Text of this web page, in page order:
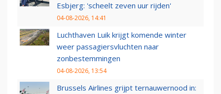
Esbjerg: 'scheelt zeven uur rijden'
04-08-2026, 14:41
Luchthaven Luik krijgt komende winter
weer passagiersvluchten naar
zonbestemmingen
04-08-2026, 13:54
Brussels Airlines grijpt ternauwernood in: